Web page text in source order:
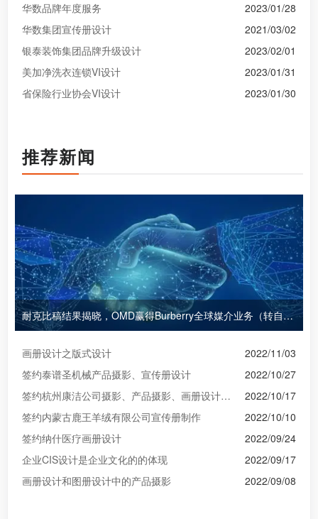
2023/01/28
华数品牌年度服务
2021/03/02
华数集团宣传册设计
2023/02/01
银泰装饰集团品牌升级设计
2023/01/31
美加净洗衣连锁VI设计
2023/01/30
省保险行业协会VI设计
推荐新闻
耐克比稿结果揭晓，OMD赢得Burberry全球媒介业务（转自广告狂人日报）
2022/11/03
画册设计之版式设计
2022/10/27
签约泰谱圣机械产品摄影、宣传册设计
2022/10/17
签约杭州康洁公司摄影、产品摄影、画册设计制作
2022/10/10
签约内蒙古鹿王羊绒有限公司宣传册制作
2022/09/24
签约纳什医疗画册设计
2022/09/17
企业CIS设计是企业文化的的体现
2022/09/08
画册设计和图册设计中的产品摄影